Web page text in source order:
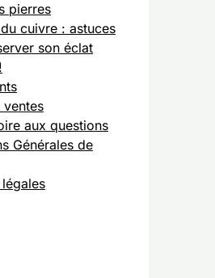
pierres
cuivre : astuces
son éclat
ventes
aux questions
Générales de